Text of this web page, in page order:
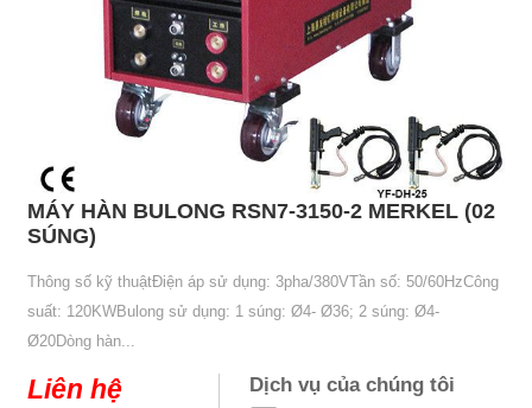
MÁY HÀN BULONG RSN7-3150-2 MERKEL (02
SÚNG)
Thông số kỹ thuậtĐiện áp sử dụng: 3pha/380VTần số: 50/60HzCông
suất: 120KWBulong sử dụng: 1 súng: Ø4- Ø36; 2 súng: Ø4-
Ø20Dòng hàn...
Liên hệ Dịch vụ của chúng tôi